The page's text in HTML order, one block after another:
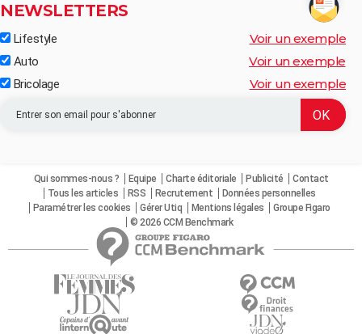
NEWSLETTERS
Lifestyle Voir un exemple
Auto Voir un exemple
Bricolage Voir un exemple
Qui sommes-nous ? Equipe Charte éditoriale Publicité
Contact
Tous les articles
RSS Recrutement
Données personnelles
Paramétrer les cookies
Gérer Utiq Mentions légales
Groupe Figaro
© 2026 CCM Benchmark